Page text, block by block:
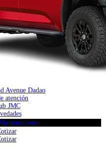
Avenue Dadao
atención
JMC